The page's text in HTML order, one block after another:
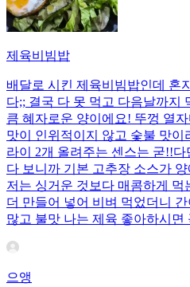
제육비빔밥
배달로 시킨 제육비빔밥인데 혼
다;; 결국 다 못 먹고 다음날까지
큼 혜자로운 양이에요! 뚜껑 열
맛이 인위적이지 않고 숯불 맛
라이 2개 올려주는 센스는 굳!!
다 보니까 기본 고추장 소스가
저는 싱거운 것보다 매콤하게 먹
더 만들어 넣어 비벼 먹었더니
많고 불맛 나는 제육 좋아하시면
으앵